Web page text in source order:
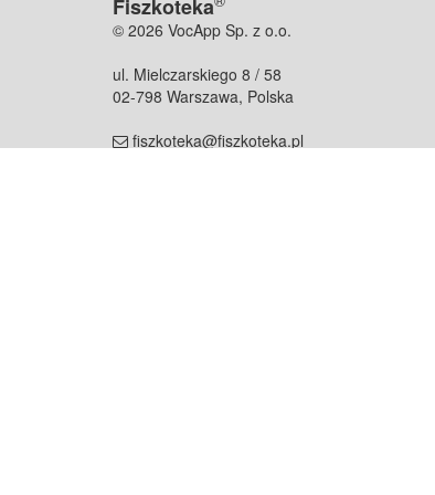
Fiszkoteka
© 2026 VocApp Sp. z o.o.
ul. Mielczarskiego 8 / 58
02-798 Warszawa, Polska
fiszkoteka@fiszkoteka.pl